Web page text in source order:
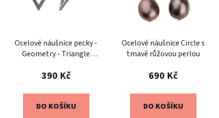
Ocelové náušnice pecky -
Geometry - Triangle
390 Kč
DO KOŠÍKU
Ocelové náušnice Circle s
tmavě růžovou perlou
690 Kč
DO KOŠÍKU